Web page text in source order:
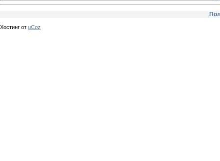
Хостинг от uCoz